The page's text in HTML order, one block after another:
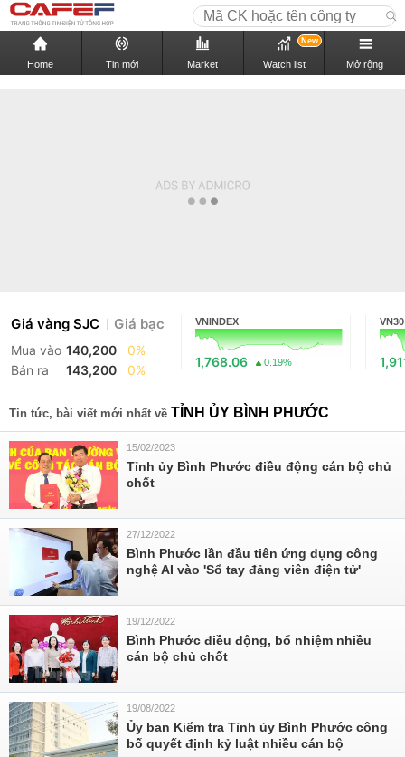
Home Tin mới Market Watch list
New
Mở rộng
Giá vàng SJC Giá bạc
Mua vào 140,200
0%
Bán ra
143,200 0%
VNINDEX
1,768.06 0.19%
VN30
Tin tức, bài viết mới nhất về TỈNH ỦY BÌNH PHƯỚC
15/02/2023
Tỉnh ủy Bình Phước điều động cán bộ chủ
chốt
27/12/2022
Bình Phước lần đầu tiên ứng dụng công
nghệ AI vào 'Sổ tay đảng viên điện tử'
19/12/2022
Bình Phước điều động, bổ nhiệm nhiều
cán bộ chủ chốt
19/08/2022
Ủy ban Kiểm tra Tỉnh ủy Bình Phước công
bố quyết định kỷ luật nhiều cán bộ